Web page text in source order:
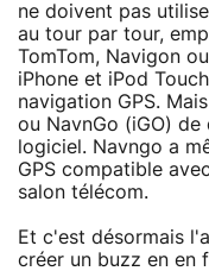
ne doivent pas
au tour par tour,
TomTom, Navigon
iPhone et iPod
navigation GPS.
ou NavnGo (iGO) de
logiciel. Navngo a
GPS compatible
salon télécom.
Et c'est désormais
créer un buzz en en